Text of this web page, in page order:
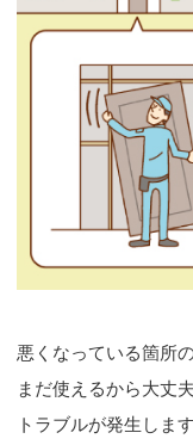
悪くなっている箇所
まだ使えるから大丈
トラブルが発生します